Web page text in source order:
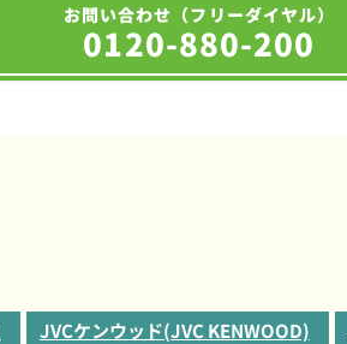
お問い合わせ（フリーダイヤル）
0120-880-200
JVCケンウッド(JVC KENWOOD)